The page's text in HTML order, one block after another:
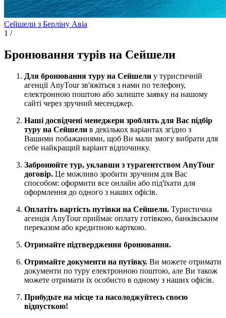
Сейшели з Берліну Авіа
1 /
Бронювання турів на Сейшели
Для бронювання туру на Сейшели у туристичній
агенції AnyTour зв'яжіться з нами по телефону,
електронною поштою або залиште заявку на нашому
сайті через зручний месенджер.
Наші досвідчені менеджери зроблять для Вас підбір
туру на Сейшели в декількох варіантах згідно з
Вашими побажаннями, щоб Ви мали змогу вибрати для
себе найкращий варіант відпочинку.
Забронюйте тур, уклавши з турагентством AnyTour
договір. Це можливо зробити зручним для Вас
способом: оформити все онлайн або під'їхати для
оформлення до одного з наших офісів.
Оплатіть вартість путівки на Сейшели. Туристична
агенція AnyTour приймає оплату готівкою, банківським
переказом або кредитною карткою.
Отримайте підтвердження бронювання.
Отримайте документи на путівку. Ви можете отримати
документи по туру електронною поштою, але Ви також
можете отримати їх особисто в одному з наших офісів.
Прибудьте на місце та насолоджуйтесь своєю
відпусткою!